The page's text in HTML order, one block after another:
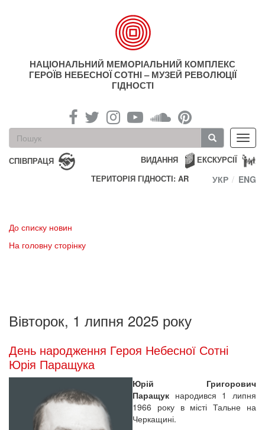
НАЦІОНАЛЬНИЙ МЕМОРІАЛЬНИЙ КОМПЛЕКС
ГЕРОЇВ НЕБЕСНОЇ СОТНІ – МУЗЕЙ РЕВОЛЮЦІЇ
ГІДНОСТІ
Пошукова
форма
Пошук
СПІВПРАЦЯ ЕКСКУРСІЇ
ВИДАННЯ
ТЕРИТОРІЯ ГІДНОСТІ: AR
УКР ENG
До списку новин
На головну сторінку
Вівторок, 1 липня 2025 року
День народження Героя Небесної Сотні
Юрія Паращука
Юрій Григорович
Паращук народився 1 липня
1966 року в місті Тальне на
Черкащині.